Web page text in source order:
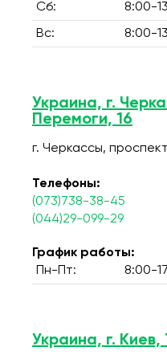
Сб: 8:00-
Вс: 8:00-
Украина, г.
Перемоги, 16
г. Черкассы,
Телефоны:
(073)738-38-45
(044)29-099-29
График работы:
Пн-Пт:
8:00-
Украина, г.